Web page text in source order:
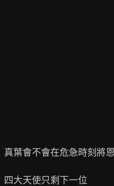
真葉會不會在危急時刻將
四大天使只剩下一位